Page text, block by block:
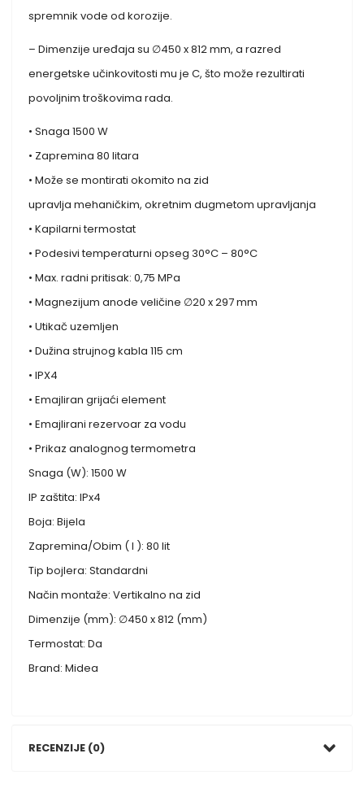
spremnik vode od korozije.
– Dimenzije uređaja su ∅450 x 812 mm, a razred
energetske učinkovitosti mu je C, što može rezultirati
povoljnim troškovima rada.
• Snaga 1500 W
• Zapremina 80 litara
• Može se montirati okomito na zid
upravlja mehaničkim, okretnim dugmetom upravljanja
• Kapilarni termostat
• Podesivi temperaturni opseg 30°C – 80°C
• Max. radni pritisak: 0,75 MPa
• Magnezijum anode veličine ∅20 x 297 mm
• Utikač uzemljen
• Dužina strujnog kabla 115 cm
• IPX4
• Emajliran grijaći element
• Emajlirani rezervoar za vodu
• Prikaz analognog termometra
Snaga (W): 1500 W
IP zaštita: IPx4
Boja: Bijela
Zapremina/Obim ( l ): 80 lit
Tip bojlera: Standardni
Način montaže: Vertikalno na zid
Dimenzije (mm): ∅450 x 812 (mm)
Termostat: Da
Brand: Midea
RECENZIJE (0)